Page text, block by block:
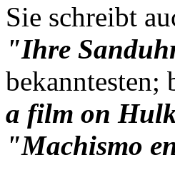
Sie schreibt
"Ihre
a film on
"Machismo